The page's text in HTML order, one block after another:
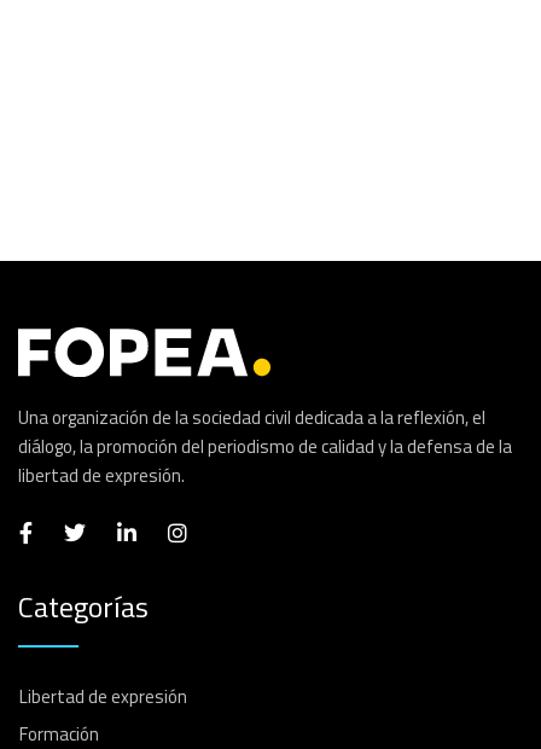
Una organización de la sociedad civil dedicada a la reflexión, el
diálogo, la promoción del periodismo de calidad y la defensa de la
libertad de expresión.
Categorías
Libertad de expresión
Formación